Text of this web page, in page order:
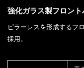
強化ガラス製フロント
ピラーレスを形成するフ
採用。